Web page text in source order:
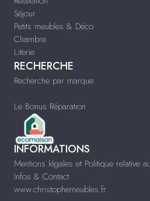
Séjour
Petits meubles & Déco
Chambre
Literie
RECHERCHE
Recherche par marque
Le Bonus Réparation
INFORMATIONS
Mentions légales et Politique relative
Infos & Contact
www.christophemeubles.fr